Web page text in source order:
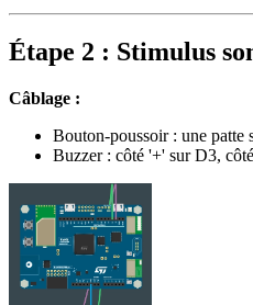
Étape 2 : Stimulus
Câblage :
Bouton-poussoir : une
Buzzer : côté '+' sur D3,